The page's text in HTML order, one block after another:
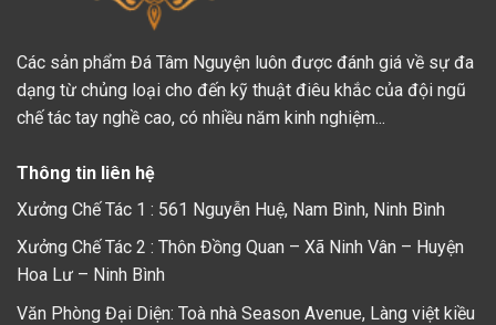
Các sản phẩm Đá Tâm Nguyện luôn được đánh giá về sự đa
dạng từ chủng loại cho đến kỹ thuật điêu khắc của đội ngũ
chế tác tay nghề cao, có nhiều năm kinh nghiệm...
Thông tin liên hệ
Xưởng Chế Tác 1 : 561 Nguyễn Huệ, Nam Bình, Ninh Bình
Xưởng Chế Tác 2 : Thôn Đồng Quan – Xã Ninh Vân – Huyện
Hoa Lư – Ninh Bình
Văn Phòng Đại Diện: Toà nhà Season Avenue, Làng việt kiều